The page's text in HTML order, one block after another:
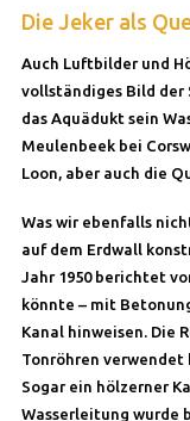
Die Jeker als
Auch Luftbilder und
vollständiges Bild der
das Aquädukt sein
Meulenbeek bei
Loon, aber auch die
Was wir ebenfalls
auf dem Erdwall
Jahr 1950 berichtet
könnte – mit
Kanal hinweisen. Die
Tonröhren verwendet
Sogar ein hölzerner
Wasserleitung wurde